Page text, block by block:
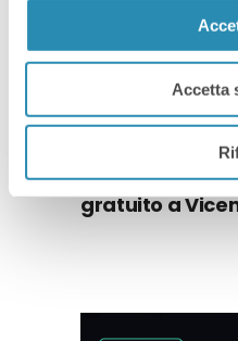
Accetta
Agenti AI, RAG
per il
gratuito a